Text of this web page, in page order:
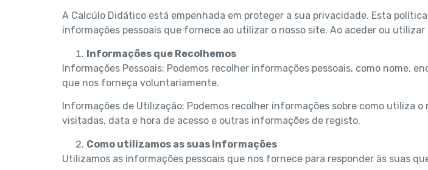
A Calcúlo Didático está empenhada em proteger a sua privacidade. Esta
informações pessoais que fornece ao utilizar o nosso site. Ao aceder ou
Informações que Recolhemos
Informações Pessoais: Podemos recolher informações pessoais, como nome,
que nos forneça voluntariamente.
Informações de Utilização: Podemos recolher informações sobre como utiliza
visitadas, data e hora de acesso e outras informações de registo.
Como utilizamos as suas Informações
Utilizamos as informações pessoais que nos fornece para responder às suas